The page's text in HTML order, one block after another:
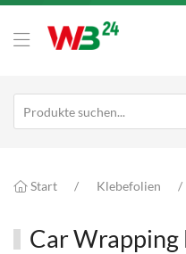
Start Klebefolien
Car Wrapping